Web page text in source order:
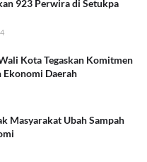
923 Perwira di Setukpa
Kota Tegaskan Komitmen
Daerah
Masyarakat Ubah Sampah